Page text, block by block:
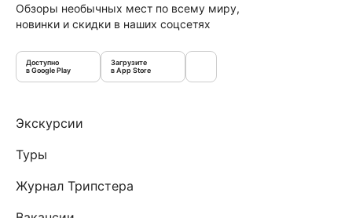
Обзоры необычных мест по всему миру,
новинки и скидки в наших соцсетях
Доступно
в Google Play
Загрузите
в App Store
Экскурсии
Туры
Журнал Трипстера